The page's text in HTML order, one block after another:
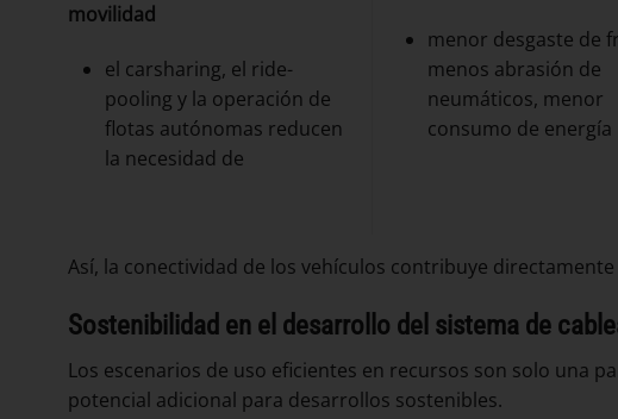
movilidad
el carsharing, el ride-
pooling y la operación de
flotas autónomas reducen
la necesidad de
menor desgaste de
menos abrasión de
neumáticos, menor
consumo de energía
Así, la conectividad de los vehículos contribuye
Sostenibilidad en el desarrollo del sistema de
Los escenarios de uso eficientes en recursos son solo una
potencial adicional para desarrollos sostenibles.